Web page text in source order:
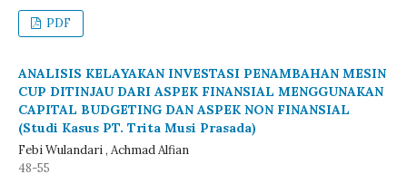
PDF
ANALISIS KELAYAKAN INVESTASI PENAMBAHAN MESIN
CUP DITINJAU DARI ASPEK FINANSIAL MENGGUNAKAN
CAPITAL BUDGETING DAN ASPEK NON FINANSIAL
(Studi Kasus PT. Trita Musi Prasada)
Febi Wulandari , Achmad Alfian
48-55